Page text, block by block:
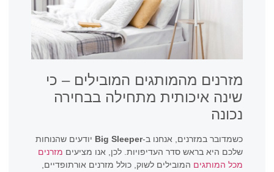
מזרנים מהמותגים המובילים – כי
שינה איכותית מתחילה בבחירה
נכונה
כשמדובר במזרנים, אנחנו ב-Big Sleeper יודעים שהנוחות
שלכם היא בראש סדר העדיפויות. לכן, אנו מציעים מזרנים
מכל המותגים המובילים לשוק, כולל מזרנים אורתופדיים,